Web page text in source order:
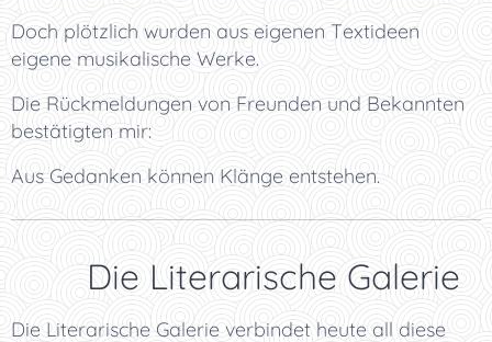
Doch plötzlich wurden aus eigenen Textideen
eigene musikalische Werke.
Die Rückmeldungen von Freunden und Bekannten
bestätigten mir:
Aus Gedanken können Klänge entstehen.
🏛️ Die Literarische Galerie
Die Literarische Galerie verbindet heute all diese